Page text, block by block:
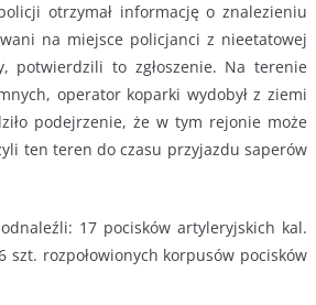
otrzymał informację o znalezieniu
na miejsce policjanci z nieetatowej
potwierdzili to zgłoszenie. Na terenie
operator koparki wydobył z ziemi
podejrzenie, że w tym rejonie może
ten teren do czasu przyjazdu saperów
17 pocisków artyleryjskich kal.
rozpołowionych korpusów pocisków